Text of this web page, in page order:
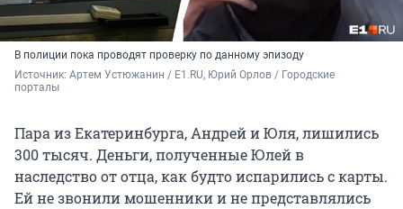
В полиции пока проводят проверку по данному эпизоду
Источник: Артем Устюжанин / E1.RU, Юрий Орлов / Городские
порталы
Пара из Екатеринбурга, Андрей и Юля, лишились
300 тысяч. Деньги, полученные Юлей в
наследство от отца, как будто испарились с карты.
Ей не звонили мошенники и не представлялись